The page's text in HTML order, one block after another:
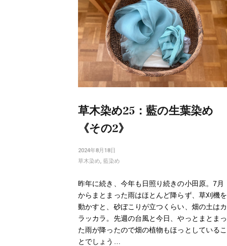
草木染め25：藍の生葉染め
《その2》
2024年8月18日
草木染め
藍染め
昨年に続き、今年も日照り続きの小田原。7月
からまとまった雨はほとんど降らず、草刈機を
動かすと、砂ぼこりが立つくらい、畑の土はカ
ラッカラ。先週の台風と今日、やっとまとまっ
た雨が降ったので畑の植物もほっとしているこ
とでしょう…
navigation